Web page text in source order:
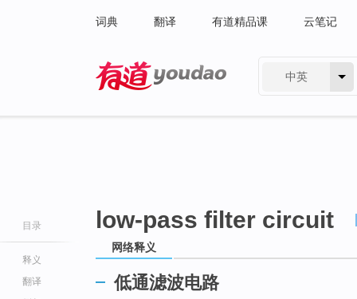
词典 翻译 有道精品课 云笔记
中英
目录
释义
翻译
low-pass filter circuit
网络释义
低通滤波电路